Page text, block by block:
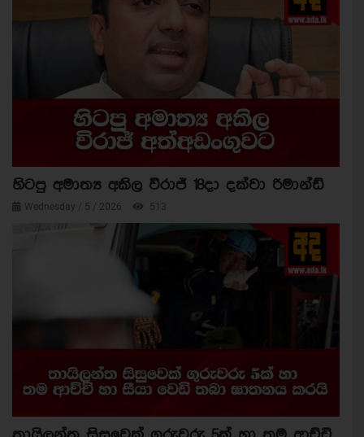
හිටපු අමාත්‍ය අකිල විරාජ් 18දා දක්වා රිමාන්ඩ්
Wednesday / 5 / 2026 513